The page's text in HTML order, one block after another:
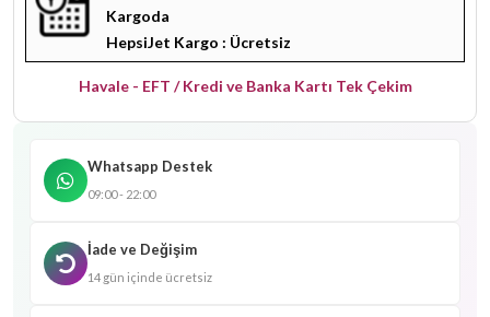
Kargoda
HepsiJet Kargo : Ücretsiz
Havale - EFT / Kredi ve Banka Kartı Tek Çekim
Whatsapp Destek
09:00 - 22:00
İade ve Değişim
14 gün içinde ücretsiz